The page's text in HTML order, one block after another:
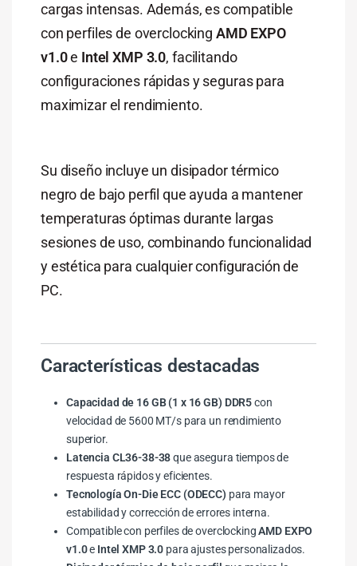
cargas intensas. Además, es compatible
con perfiles de overclocking AMD EXPO
v1.0e Intel XMP 3.0, facilitando
configuraciones rápidas y seguras para
maximizar el rendimiento.
Su diseño incluye un disipador térmico
negro de bajo perfil que ayuda a mantener
temperaturas óptimas durante largas
sesiones de uso, combinando funcionalidad
y estética para cualquier configuración de
PC.
Características destacadas
Capacidad de 16 GB (1 x 16 GB) DDR5con
velocidad de 5600 MT/s para un rendimiento
superior.
Latencia CL36-38-38que asegura tiempos de
respuesta rápidos y eficientes.
Tecnología On-Die ECC (ODECC) para mayor
estabilidad y corrección de errores interna.
Compatible con perfiles de overclockingAMD EXPO
v1.0e Intel XMP 3.0 para ajustes personalizados.